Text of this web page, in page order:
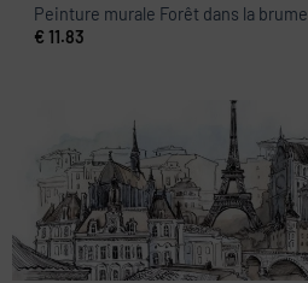
Peinture murale Forêt dans la brume
€ 11.83